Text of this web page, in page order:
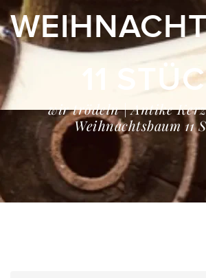
11
wir trödeln | Antike
Weihnachtsbaum 11